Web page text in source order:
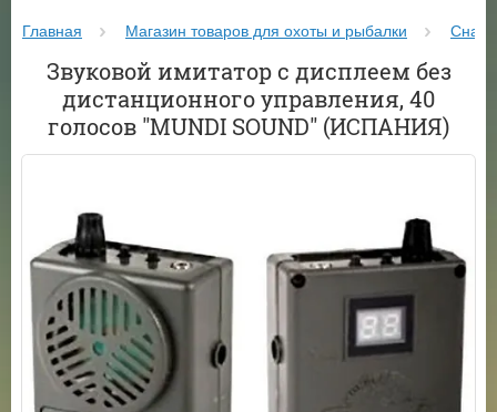
Главная Магазин товаров для охоты и рыбалки
Звуковой имитатор с дисплеем без
дистанционного управления, 40
голосов "MUNDI SOUND" (ИСПАНИЯ)